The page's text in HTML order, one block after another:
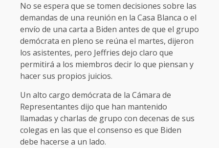
No se espera que se tomen decisiones sobre las
demandas de una reunión en la Casa Blanca o el
envío de una carta a Biden antes de que el grupo
demócrata en pleno se reúna el martes, dijeron
los asistentes, pero Jeffries dejo claro que
permitirá a los miembros decir lo que piensan y
hacer sus propios juicios.
Un alto cargo demócrata de la Cámara de
Representantes dijo que han mantenido
llamadas y charlas de grupo con decenas de sus
colegas en las que el consenso es que Biden
debe hacerse a un lado.